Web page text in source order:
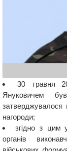
30 травня
Януковичем
затверджувалося
нагороди;
згідно з цим
органів